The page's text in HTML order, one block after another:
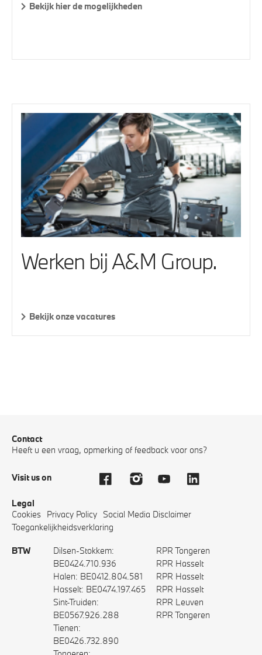
Bekijk hier de mogelijkheden
Werken bij A&M Group.
Bekijk onze vacatures
Contact
Heeft u een vraag, opmerking of feedback voor ons?
Visit us on
Legal
Cookies Privacy Policy Social Media Disclaimer
Toegankelijkheidsverklaring
BTW
Dilsen-Stokkem:
BE0424.710.936
Halen: BE0412.804.581
Hasselt: BE0474.197.465
Sint-Truiden:
BE0567.926.288
Tienen:
BE0426.732.890
RPR Tongeren
RPR Hasselt
RPR Hasselt
RPR Hasselt
RPR Leuven
RPR Tongeren